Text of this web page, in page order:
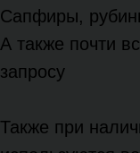
Сапфиры,
А также почти
запросу
Также при